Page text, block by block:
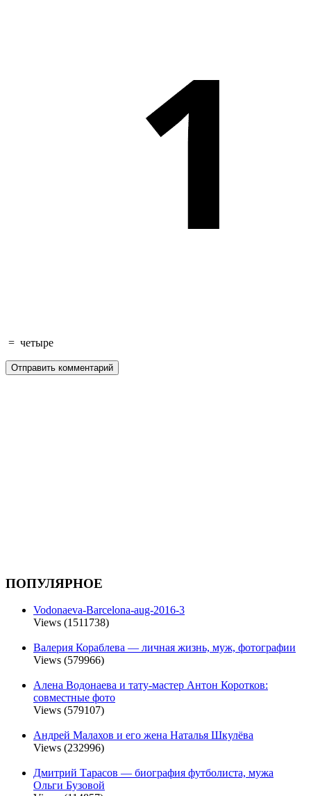
= четыре
ПОПУЛЯРНОЕ
Vodonaeva-Barcelona-aug-2016-3
Views (1511738)
Валерия Кораблева — личная жизнь, муж, фотографии
Views (579966)
Алена Водонаева и тату-мастер Антон Коротков:
совместные фото
Views (579107)
Андрей Малахов и его жена Наталья Шкулёва
Views (232996)
Дмитрий Тарасов — биография футболиста, мужа
Ольги Бузовой